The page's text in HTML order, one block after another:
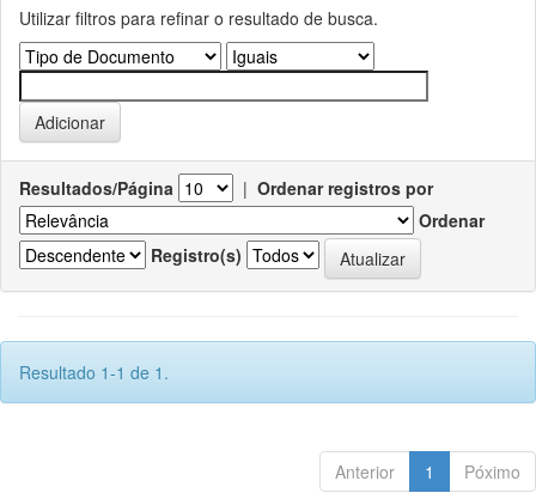
Utilizar filtros para refinar o resultado de busca.
Resultados/Página | Ordenar registros por
Ordenar
Registro(s)
Resultado 1-1 de 1.
Anterior 1 Póximo